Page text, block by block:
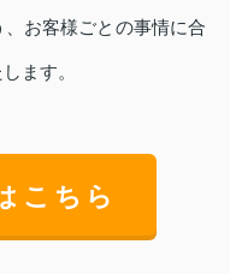
お客様ごとの事情に合
ます。
こちら